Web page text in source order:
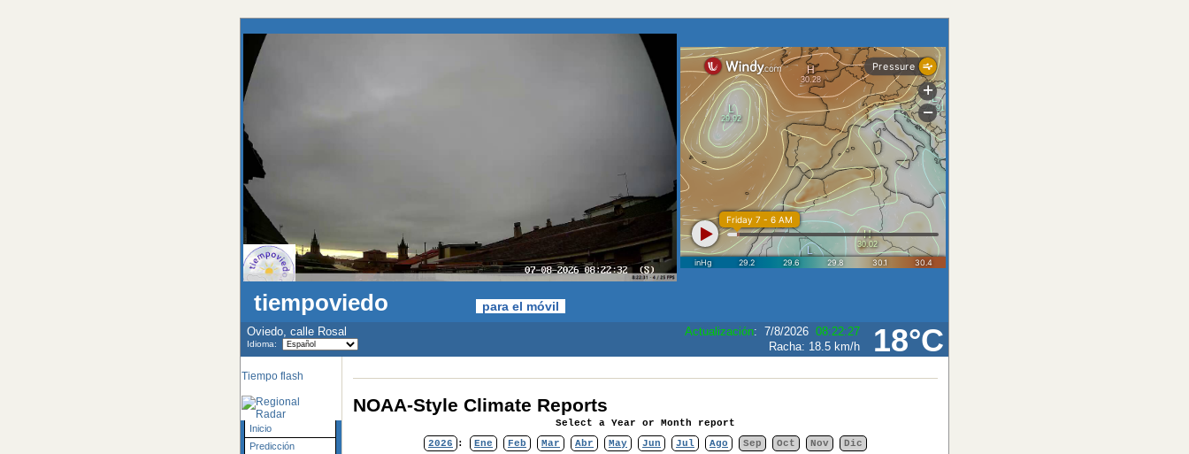
tiempoviedo para el móvil
18°C
Oviedo, calle Rosal
Idioma:
Actualización: 7/8/2026 08:22:27
Racha: 18.5 km/h
Tiempo flash
Inicio
Predicción
NOAA-Style Climate Reports
Select a Year or Month report
2026
: Ene Feb Mar Abr May Jun Jul Ago Sep Oct Nov
Dic